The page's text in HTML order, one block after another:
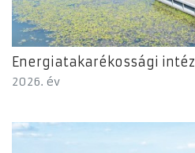
Energiatakarékossági
2026. év